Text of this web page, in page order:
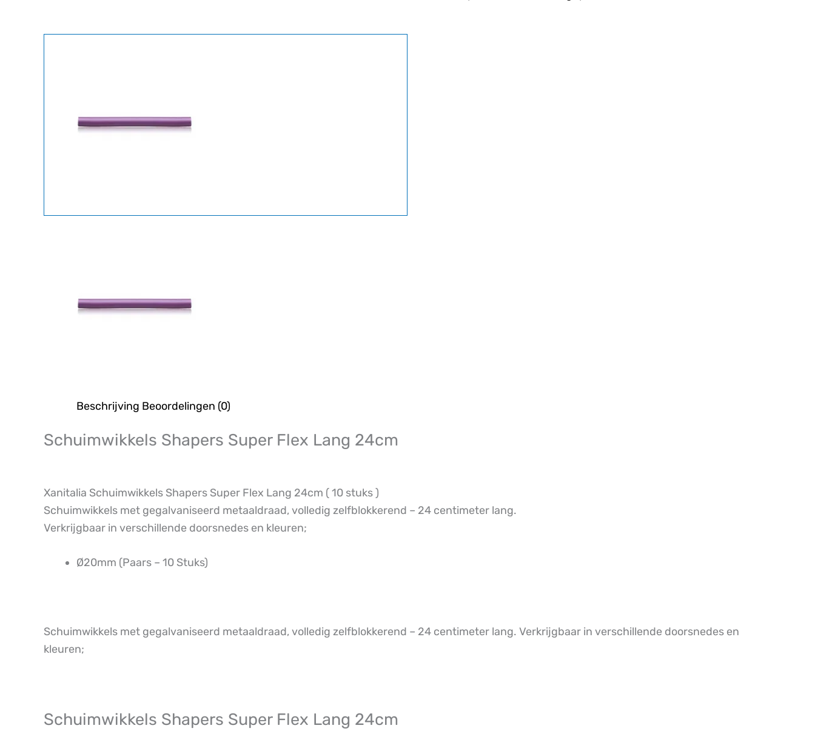
Beschrijving Beoordelingen (0)
Schuimwikkels Shapers Super Flex Lang 24cm
Xanitalia Schuimwikkels Shapers Super Flex Lang 24cm ( 10 stuks )
Schuimwikkels met gegalvaniseerd metaaldraad, volledig zelfblokkerend – 24 centimeter lang.
Verkrijgbaar in verschillende doorsnedes en kleuren;
Ø20mm (Paars – 10 Stuks)
Schuimwikkels met gegalvaniseerd metaaldraad, volledig zelfblokkerend – 24 centimeter lang. Verkrijgbaar in verschillende doorsnedes en
kleuren;
Schuimwikkels Shapers Super Flex Lang 24cm